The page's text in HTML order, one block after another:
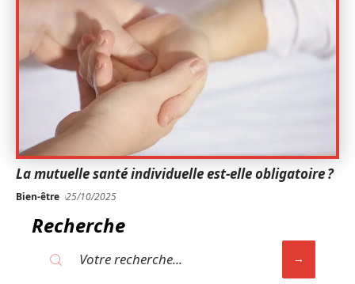
La mutuelle santé individuelle est-elle obligatoire ?
Bien-être 25/10/2025
Recherche